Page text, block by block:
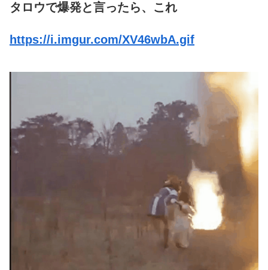
タロウで爆発と言ったら、これ
https://i.imgur.com/XV46wbA.gif